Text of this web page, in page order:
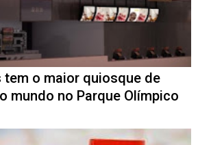
tem o maior quiosque de
mundo no Parque Olímpico